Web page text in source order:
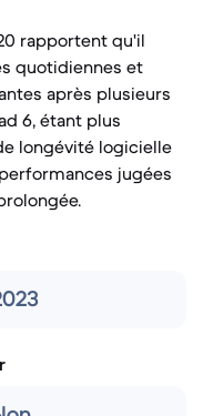
rapportent qu'il
quotidiennes et
après plusieurs
6, étant plus
longévité logicielle
jugées